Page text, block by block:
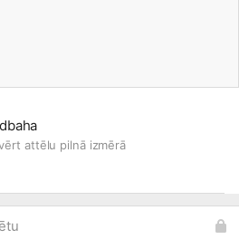
attēlu pilnā izmērā